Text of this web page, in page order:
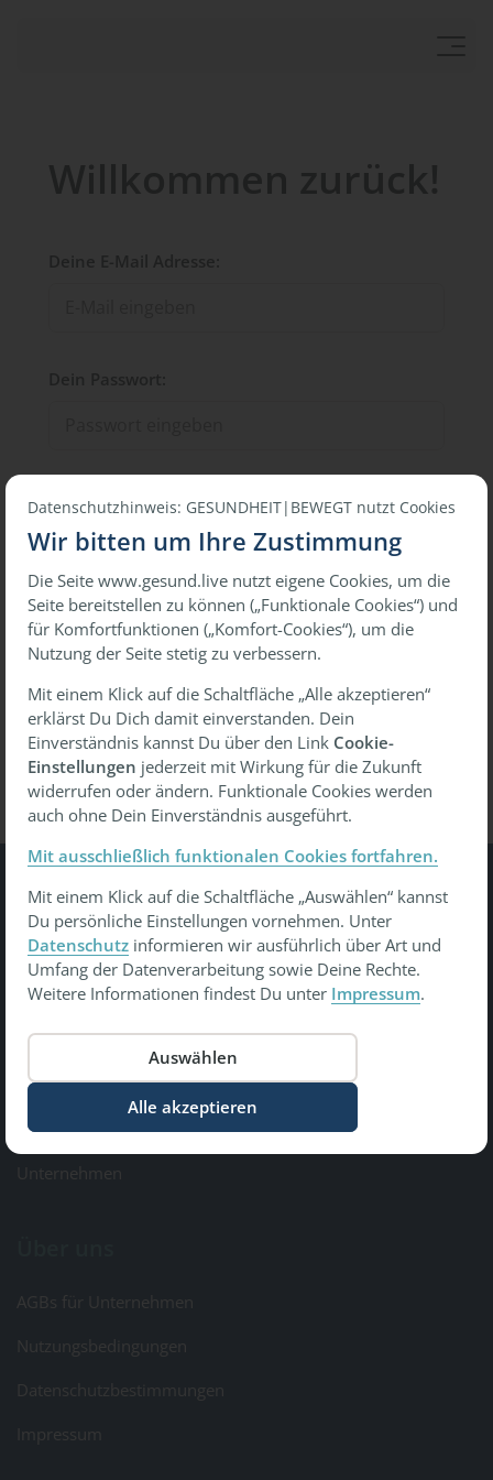
oder
Mit einmaligem Link anmelden
Passwort vergessen?Wiederherstellen
Gesundheit Bewegt
Tu was - gesund leben, gesund arbeiten, gesund älter
werden
All Rights Reserved
Informationen
Kontakt & Feedback
Unternehmen
AGBs für Unternehmen
Nutzungsbedingungen
Datenschutzbestimmungen
Impressum
Datenschutzhinweis: GESUNDHEIT|BEWEGT nutzt Cookies
Wir bitten um Ihre Zustimmung
Die Seite www.gesund.live nutzt eigene Cookies, um die
Seite bereitstellen zu können („Funktionale Cookies“) und
für Komfortfunktionen („Komfort-Cookies“), um die
Nutzung der Seite stetig zu verbessern.
Mit einem Klick auf die Schaltfläche „Alle akzeptieren“
erklärst Du Dich damit einverstanden. Dein
Einverständnis kannst Du über den Link Cookie-
Einstellungen jederzeit mit Wirkung für die Zukunft
widerrufen oder ändern. Funktionale Cookies werden
auch ohne Dein Einverständnis ausgeführt.
Mit ausschließlich funktionalen Cookies fortfahren.
Mit einem Klick auf die Schaltfläche „Auswählen“ kannst
Du persönliche Einstellungen vornehmen. Unter
Datenschutz informieren wir ausführlich über Art und
Umfang der Datenverarbeitung sowie Deine Rechte.
Weitere Informationen findest Du unter Impressum.